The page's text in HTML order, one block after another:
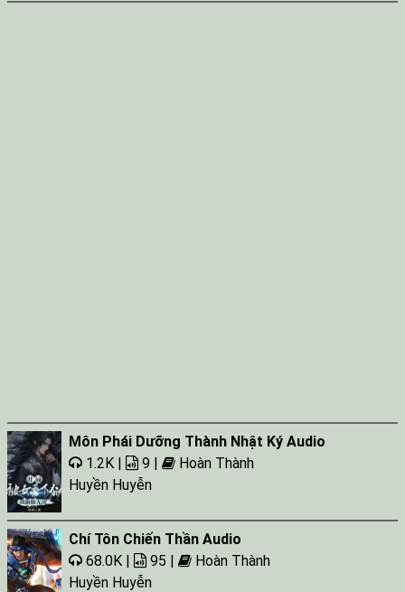
Môn Phái Dưỡng Thành Nhật Ký Audio
1.2K |
9 |
Hoàn Thành
Huyền Huyễn
Chí Tôn Chiến Thần Audio
68.0K |
95 |
Hoàn Thành
Huyền Huyễn